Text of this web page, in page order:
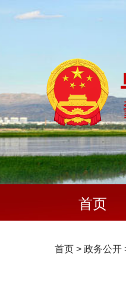
首页
首页 > 政务公开